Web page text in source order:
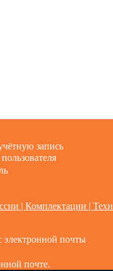
запись
| Комплектации |
электронной почты
почте.